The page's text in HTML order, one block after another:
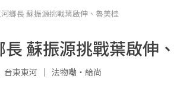
鄉長 蘇振源挑戰葉啟伸、魯美桂
蘇振源挑戰葉啟伸
台東東河 法物嘞‧給尚